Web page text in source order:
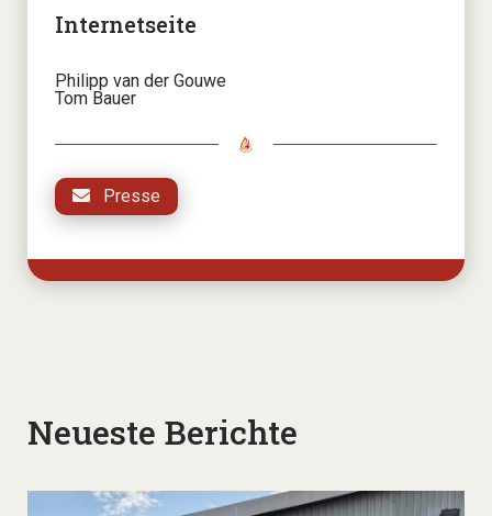
Internetseite
Philipp van der Gouwe
Tom Bauer
Presse
Neueste Berichte